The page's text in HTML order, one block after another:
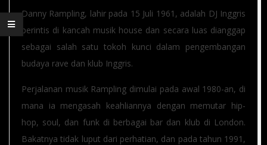
Danny Rampling, lahir pada 15 Juli 1961, adalah DJ Inggris
perintis di kancah musik house dan secara luas dianggap
sebagai salah satu tokoh kunci dalam pengembangan
budaya rave dan klub Inggris.
Perjalanan musik Rampling dimulai pada awal 1980-an, di
mana ia mengasah keahliannya dengan memutar hip-
hop, soul, dan funk di berbagai bar dan klub di London.
Bakatnya tidak luput dari perhatian, dan pada tahun 1991,